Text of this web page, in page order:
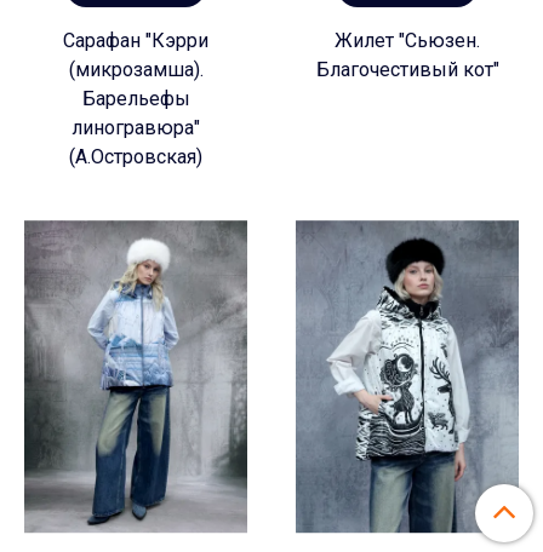
Сарафан "Кэрри
(микрозамша).
Барельефы
линогравюра"
(А.Островская)
Жилет "Сьюзен.
Благочестивый кот"